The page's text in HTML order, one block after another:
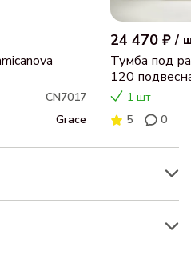
CN7017
Grace
24 470 ₽ /
Тумба под
120
1 шт
5
0